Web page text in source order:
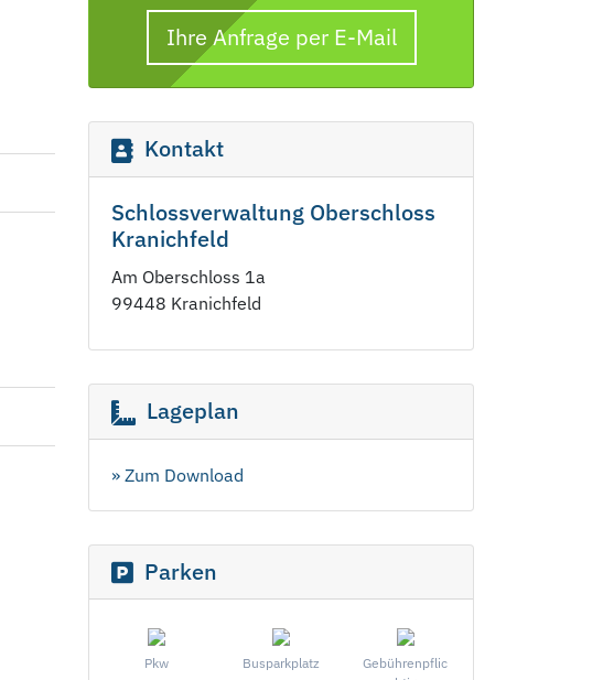
Ihre Anfrage per E-Mail
Kontakt
Schlossverwaltung Oberschloss
Kranichfeld
Am Oberschloss 1a
99448 Kranichfeld
Lageplan
» Zum Download
Parken
Pkw Busparkplatz
Gebührenpflic